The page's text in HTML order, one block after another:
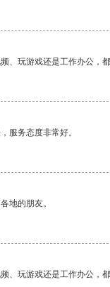
、玩游戏还是工作办公，
服务态度非常好。
地的朋友。
、玩游戏还是工作办公，